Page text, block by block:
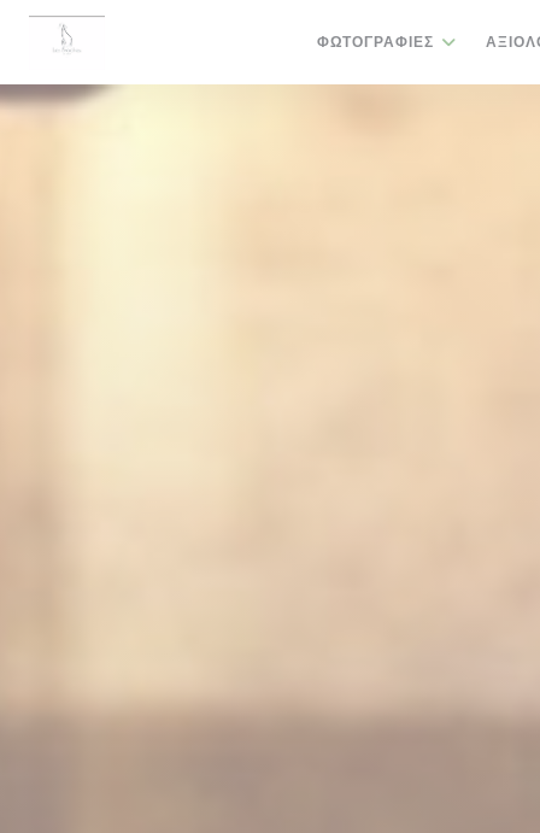
Πίνακας διαχείρισης "Μπισκότων" (Cookies)
ΦΩΤΟΓΡΑΦΊΕΣ